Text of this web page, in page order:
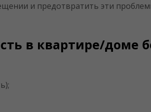
и предотвратить эти
в квартире/доме